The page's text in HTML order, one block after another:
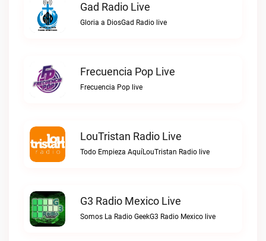
Gad Radio Live
Gloria a DiosGad Radio live
Frecuencia Pop Live
Frecuencia Pop live
LouTristan Radio Live
Todo Empieza AquíLouTristan Radio live
G3 Radio Mexico Live
Somos La Radio GeekG3 Radio Mexico live